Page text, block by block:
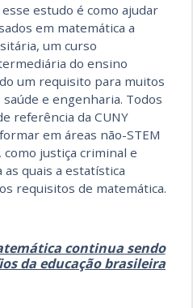
estudo é como ajudar
em matemática a
um curso
do ensino
um requisito para muitos
e engenharia. Todos
referência da CUNY
em áreas não-STEM
justiça criminal e
quais a estatística
requisitos de matemática.
continua sendo
da educação brasileira